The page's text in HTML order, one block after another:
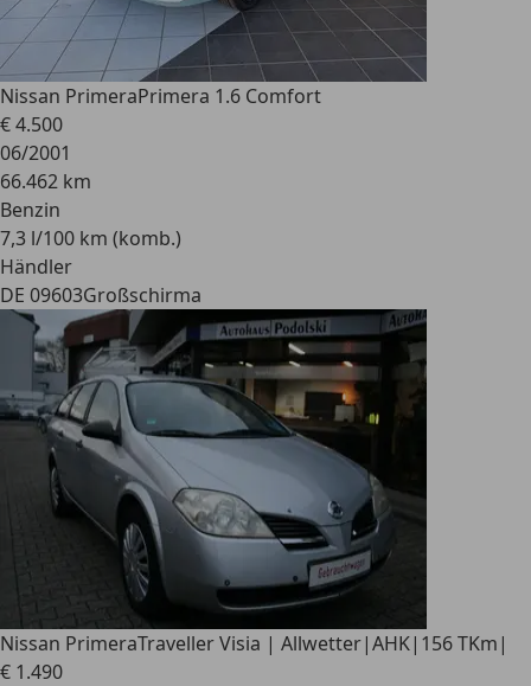
Nissan PrimeraPrimera 1.6 Comfort
€ 4.500
06/2001
66.462 km
Benzin
7,3 l/100 km (komb.)
Händler
DE 09603Großschirma
Nissan PrimeraTraveller Visia | Allwetter|AHK|156 TKm|
€ 1.490